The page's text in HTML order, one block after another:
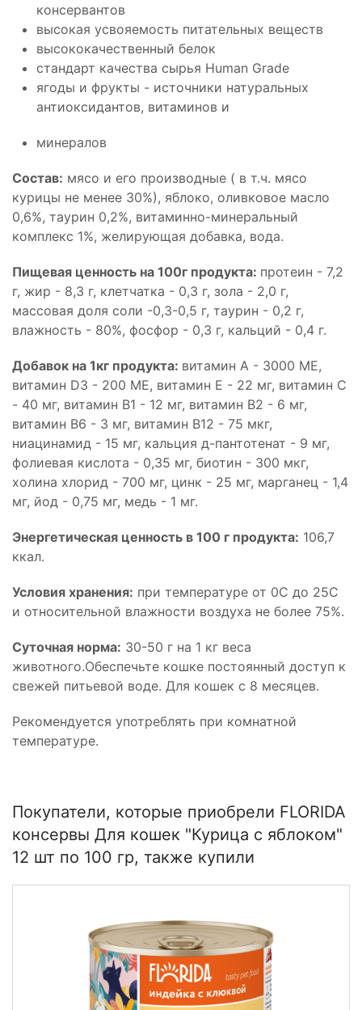
консервантов
высокая усвояемость питательных веществ
высококачественный белок
стандарт качества сырья Human Grade
ягоды и фрукты - источники натуральных
антиоксидантов, витаминов и
минералов
Состав: мясо и его производные ( в т.ч. мясо
курицы не менее 30%), яблоко, оливковое масло
0,6%, таурин 0,2%, витаминно-минеральный
комплекс 1%, желирующая добавка, вода.
Пищевая ценность на 100г продукта: протеин - 7,2
г, жир - 8,3 г, клетчатка - 0,3 г, зола - 2,0 г,
массовая доля соли -0,3-0,5 г, таурин - 0,2 г,
влажность - 80%, фосфор - 0,3 г, кальций - 0,4 г.
Добавок на 1кг продукта: витамин А - 3000 МЕ,
витамин D3 - 200 МЕ, витамин E - 22 мг, витамин С
- 40 мг, витамин В1 - 12 мг, витамин В2 - 6 мг,
витамин В6 - 3 мг, витамин В12 - 75 мкг,
ниацинамид - 15 мг, кальция д-пантотенат - 9 мг,
фолиевая кислота - 0,35 мг, биотин - 300 мкг,
холина хлорид - 700 мг, цинк - 25 мг, марганец - 1,4
мг, йод - 0,75 мг, медь - 1 мг.
Энергетическая ценность в 100 г продукта: 106,7
ккал.
Условия хранения: при температуре от 0С до 25С
и относительной влажности воздуха не более 75%.
Суточная норма: 30-50 г на 1 кг веса
животного.Обеспечьте кошке постоянный доступ к
свежей питьевой воде. Для кошек с 8 месяцев.
Рекомендуется употреблять при комнатной
температуре.
Покупатели, которые приобрели FLORIDA
консервы Для кошек "Курица с яблоком"
12 шт по 100 гр, также купили